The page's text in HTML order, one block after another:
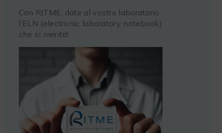
Con RITME, date al vostro laboratorio
l’ELN (electronic laboratory notebook)
che si merita!